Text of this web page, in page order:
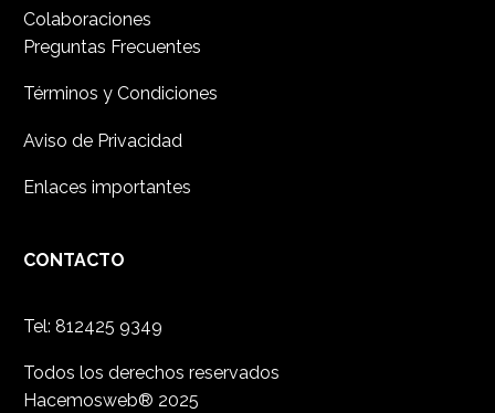
Colaboraciones
Preguntas Frecuentes
Términos y Condiciones
Aviso de Privacidad
Enlaces importantes
CONTACTO
Tel: 812425 9349
Todos los derechos reservados
Hacemosweb® 2025